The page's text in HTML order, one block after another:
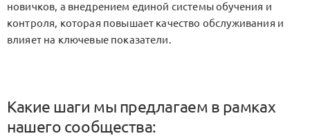
новичков, а внедрением единой системы обучения и
контроля, которая повышает качество обслуживания и
влияет на ключевые показатели.
Какие шаги мы предлагаем в рамках
нашего сообщества: